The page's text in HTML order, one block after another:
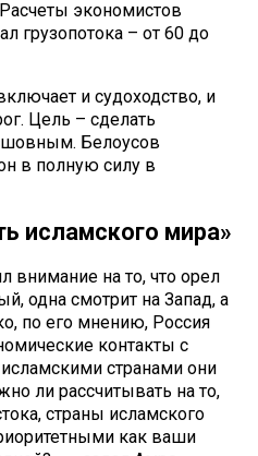
экономистов
грузопотока – от 60 до
и судоходство, и
Цель – сделать
Белоусов
в полную силу в
исламского мира»
внимание на то, что орел
одна смотрит на Запад, а
по его мнению, Россия
контакты с
странами они
ли рассчитывать на то,
страны исламского
как ваши